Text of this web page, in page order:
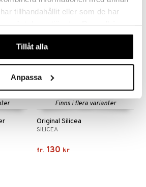
tillhandahållit eller som de har
användande av vår webbplats.
Tillåt alla
Anpassa
Finns i flera varianter
Original Silicea
SILICEA
fr. 130 kr